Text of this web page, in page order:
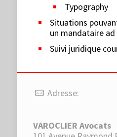
Typography
Situations
un mandataire
Suivi juridique
Adresse:
VAROCLIER Avocats